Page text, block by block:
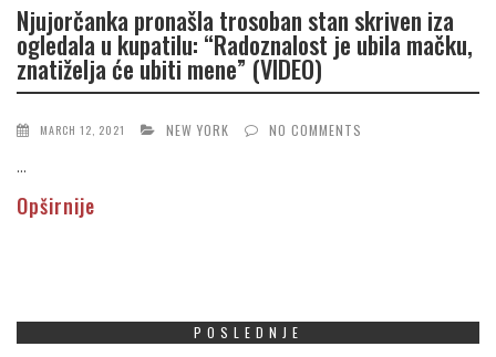
Njujorčanka pronašla trosoban stan skriven iza
ogledala u kupatilu: “Radoznalost je ubila mačku,
znatiželja će ubiti mene” (VIDEO)
MARCH 12, 2021 NEW YORK NO COMMENTS
...
Opširnije
POSLEDNJE